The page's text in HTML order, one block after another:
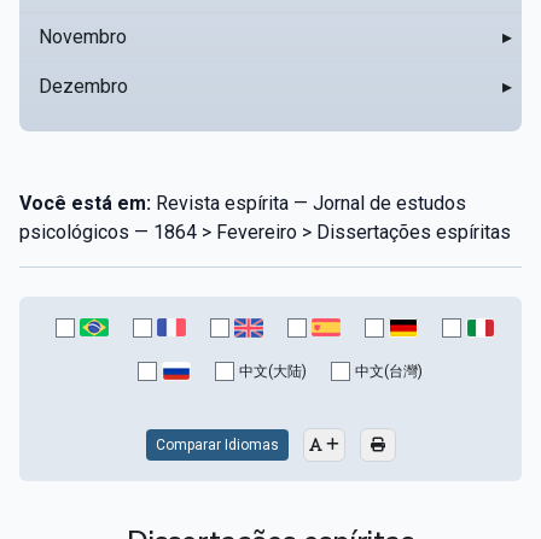
Novembro ▸
Dezembro ▸
Você está em: Revista espírita — Jornal de estudos
psicológicos — 1864 > Fevereiro > Dissertações espíritas
中文(大陆) 中文(台灣)
Comparar Idiomas